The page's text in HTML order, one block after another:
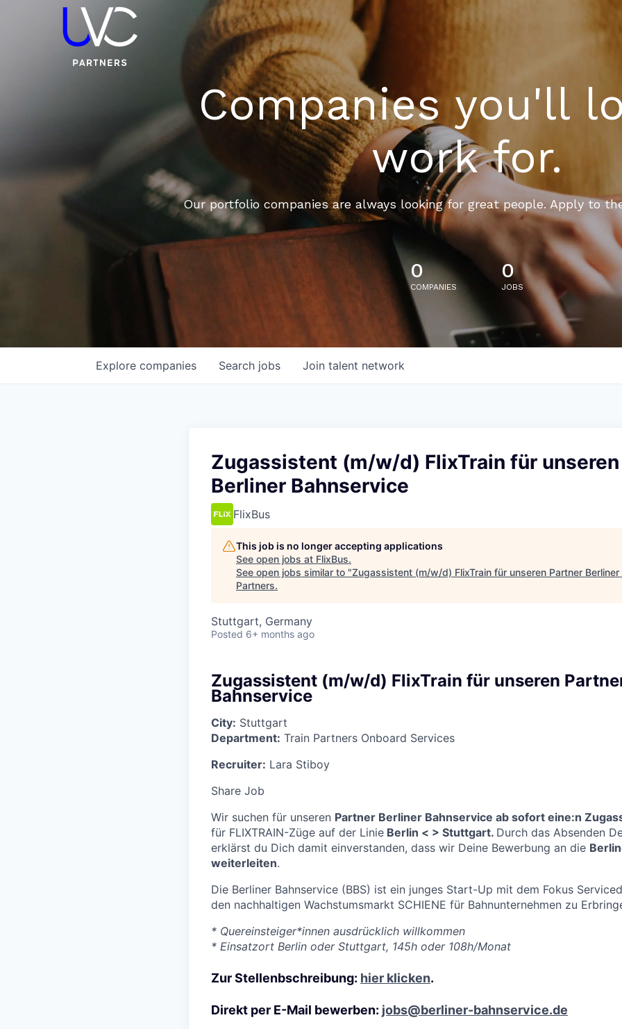
Companies you'll
work for.
Our portfolio companies are always looking for great people. Apply to
0
COMPANIES
0
JOBS
Search jobs
Explore companies Join talent network
Zugassistent (m/w/d) FlixTrain für
Berliner Bahnservice
FlixBus
This job is no longer accepting applications
See open jobs at FlixBus.
See open jobs similar to "Zugassistent (m/w/d) FlixTrain für unseren Partner
Partners.
Stuttgart, Germany
Posted 6+ months ago
Zugassistent (m/w/d) FlixTrain für unseren
Bahnservice
City: Stuttgart
Department: Train Partners Onboard Services
Recruiter: Lara Stiboy
Share Job
Wir suchen für unseren Partner Berliner Bahnservice ab sofort eine:n
für FLIXTRAIN-Züge auf der Linie Berlin < > Stuttgart. Durch das Absenden
erklärst du Dich damit einverstanden, dass wir Deine Bewerbung an die
weiterleiten.
Die Berliner Bahnservice (BBS) ist ein junges Start-Up mit dem Fokus
den nachhaltigen Wachstumsmarkt SCHIENE für Bahnunternehmen zu
* Quereinsteiger*innen ausdrücklich willkommen
* Einsatzort Berlin oder Stuttgart, 145h oder 108h/Monat
Zur Stellenbschreibung: hier klicken.
Direkt per E-Mail bewerben: jobs@berliner-bahnservice.de